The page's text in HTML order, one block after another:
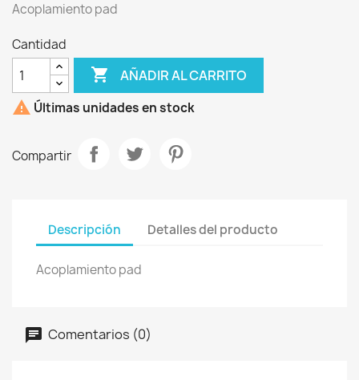
Acoplamiento pad
Cantidad
 AÑADIR AL CARRITO
 Últimas unidades en stock
Compartir
Descripción Detalles del producto
Acoplamiento pad
Comentarios (0)